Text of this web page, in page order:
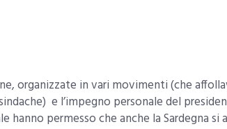
organizzate in vari movimenti (che
e l’impegno personale del
hanno permesso che anche la Sardegna si